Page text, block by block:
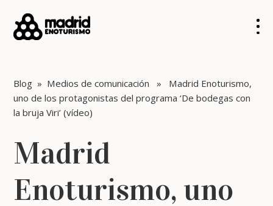
Blog » Medios de comunicación » Madrid Enoturismo,
uno de los protagonistas del programa ‘De bodegas con
la bruja Viri’ (vídeo)
Madrid
Enoturismo, uno